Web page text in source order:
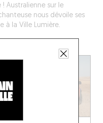
Australienne sur le
nous dévoile ses
à la Ville Lumière.